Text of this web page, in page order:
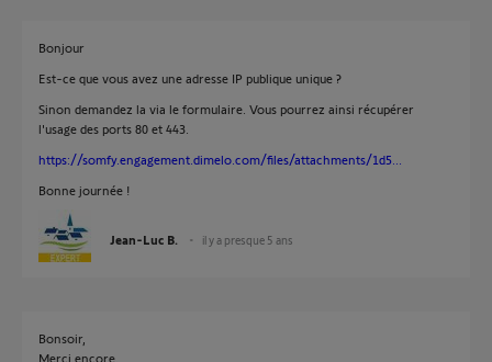
Bonjour
Est-ce que vous avez une adresse IP publique unique ?
Sinon demandez la via le formulaire. Vous pourrez ainsi récupérer
l'usage des ports 80 et 443.
https://somfy.engagement.dimelo.com/files/attachments/1d5...
Bonne journée !
Jean-Luc B. il y a presque 5 ans
Bonsoir,
Merci encore,